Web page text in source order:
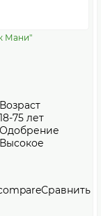
Мани"
Возраст
18-75 лет
Одобрение
Высокое
Сравнить